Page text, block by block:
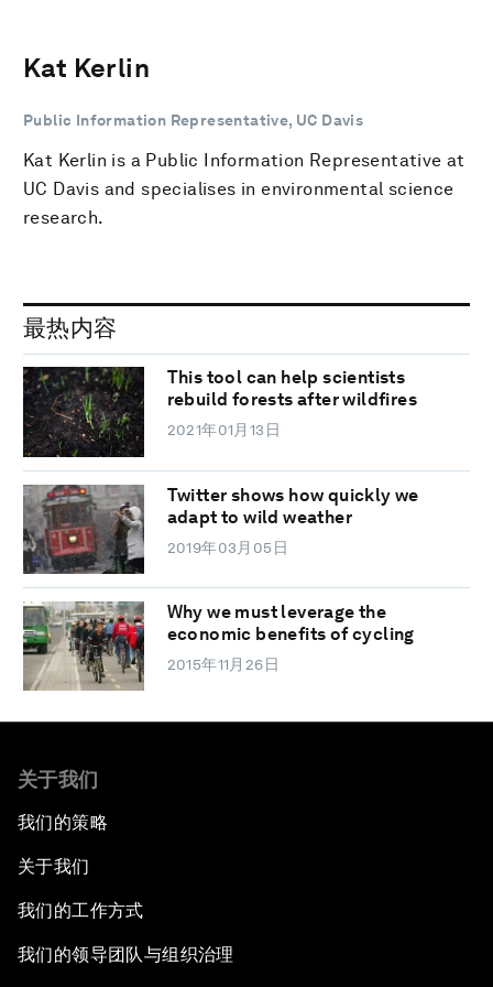
Kat Kerlin
Public Information Representative, UC Davis
Kat Kerlin is a Public Information Representative at
UC Davis and specialises in environmental science
research.
最热内容
This tool can help scientists
rebuild forests after wildfires
2021年01月13日
Twitter shows how quickly we
adapt to wild weather
2019年03月05日
Why we must leverage the
economic benefits of cycling
2015年11月26日
关于我们
我们的策略
关于我们
我们的工作方式
我们的领导团队与组织治理